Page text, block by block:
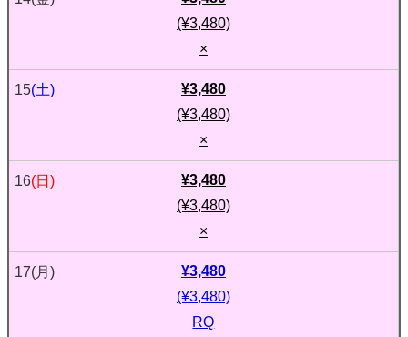
(¥3,480)
×
15(土)
¥3,480
(¥3,480)
×
16(日)
¥3,480
(¥3,480)
×
17(月)
¥3,480
(¥3,480)
RQ